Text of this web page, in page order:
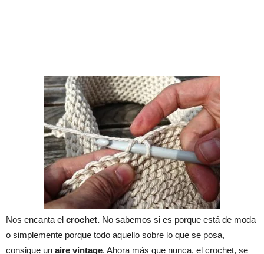
Nos encanta el crochet. No sabemos si es porque está de moda
o simplemente porque todo aquello sobre lo que se posa,
consigue un aire vintage. Ahora más que nunca, el crochet, se